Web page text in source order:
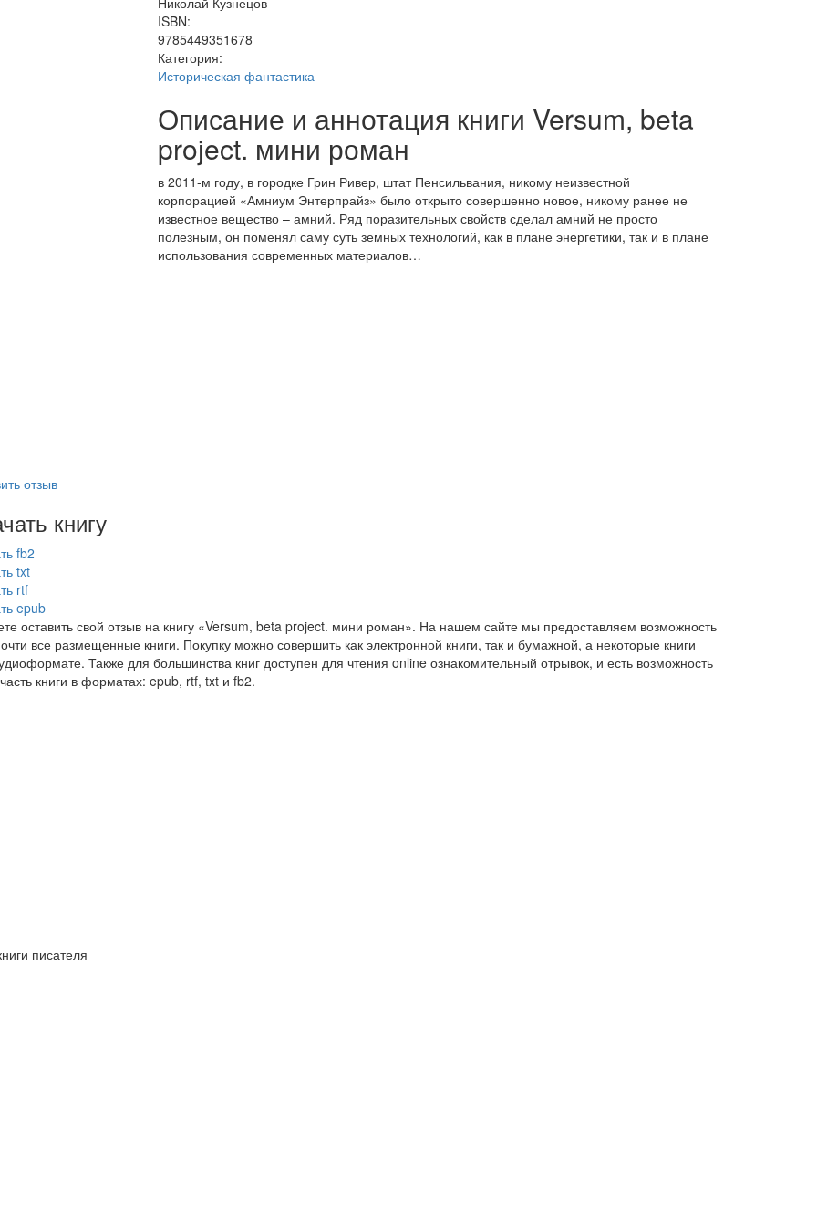
отзыв
книгу
fb2
txt
rtf
epub
ISBN:
9785449351678
Категория:
Историческая фантастика
Описание и аннотация книги Versum, beta
project. мини роман
в 2011-м году, в городке Грин Ривер, штат Пенсильвания, никому неизвестной
корпорацией «Амниум Энтерпрайз» было открыто совершенно новое, никому ранее не
известное вещество – амний. Ряд поразительных свойств сделал амний не просто
полезным, он поменял саму суть земных технологий, как в плане энергетики, так и в плане
использования современных материалов…
оставить свой отзыв на книгу «Versum, beta project. мини роман». На нашем сайте мы предоставляем возможность
все размещенные книги. Покупку можно совершить как электронной книги, так и бумажной, а некоторые книги
Также для большинства книг доступен для чтения online ознакомительный отрывок, и есть возможность
книги в форматах: epub, rtf, txt и fb2.
писателя